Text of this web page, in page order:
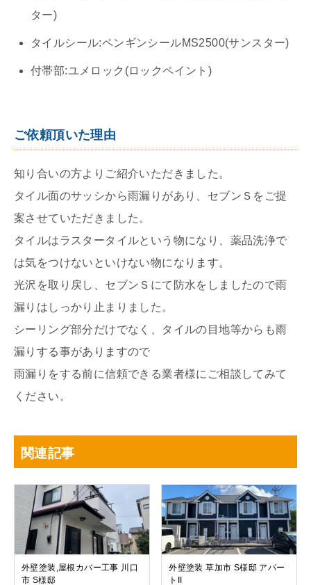
ター)
タイルシール:ペンギンシールMS2500(サンスター)
付帯部:ユメロック(ロックペイント)
ご依頼頂いた理由
知り合いの方よりご紹介いただきました。
タイル面のサッシから雨漏りがあり、セブンＳをご提
案させていただきました。
タイルはラスタータイルという物になり、薬品洗浄で
は気をつけないといけない物になります。
光沢を取り戻し、セブンＳにて防水をしましたので雨
漏りはしっかり止まりました。
シーリング部分だけでなく、タイルの目地等からも雨
漏りする事がありますので
雨漏りをする前に信頼できる業者様にご相談してみて
ください。
関連記事
外壁塗装,屋根カバー工事 川口
市 S様邸
外壁塗装 草加市 S様邸 アパー
トII